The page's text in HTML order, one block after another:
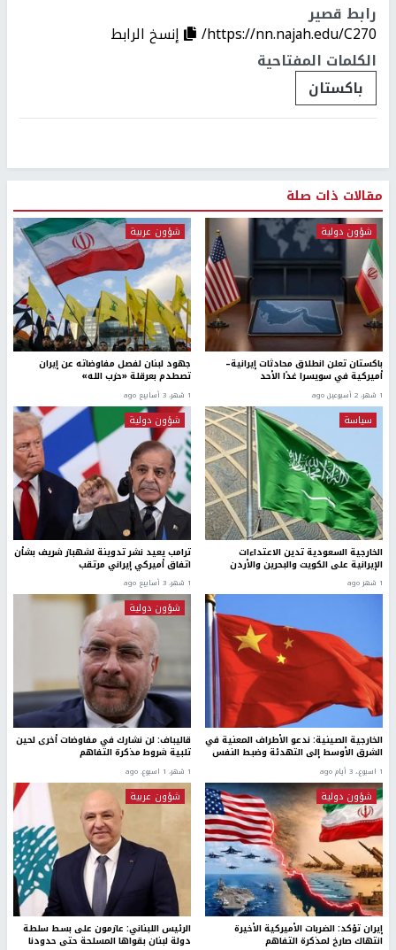
رابط قصير
https://nn.najah.edu/C270/
إنسخ الرابط
الكلمات المفتاحية
باكستان
مقالات ذات صلة
شؤون دولية
باكستان تعلن انطلاق محادثات إيرانية–
أميركية في سويسرا غدًا الأحد
1 شهر، 2 أسبوعين ago
شؤون عربية
جهود لبنان لفصل مفاوضاته عن إيران
تصطدم بعرقلة «حزب الله»
1 شهر، 3 أسابيع ago
سياسة
الخارجية السعودية تدين الاعتداءات
الإيرانية على الكويت والبحرين والأردن
1 شهر ago
شؤون دولية
ترامب يعيد نشر تدوينة لشهباز شريف بشأن
اتفاق أميركي إيراني مرتقب
1 شهر، 3 أسابيع ago
الخارجية الصينية: ندعو الأطراف المعنية في
الشرق الأوسط إلى التهدئة وضبط النفس
1 اسبوع.، 3 أيام ago
شؤون دولية
قاليباف: لن نشارك في مفاوضات أخرى لحين
تلبية شروط مذكرة التفاهم
1 شهر، 1 اسبوع. ago
شؤون دولية
إيران تؤكد: الضربات الأميركية الأخيرة
انتهاك صارخ لمذكرة التفاهم
شؤون عربية
الرئيس اللبناني: عازمون على بسط سلطة
دولة لبنان بقواها المسلحة حتى حدودنا